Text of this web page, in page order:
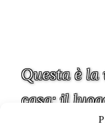
Questa è
casa: il
rifugio non